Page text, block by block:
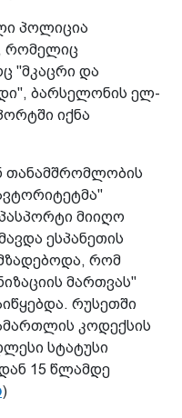
პოლიცია
რომელიც
"მკაცრი და
ბარსელონის ელ-
იქნა
თანამშრომლობის
მიიღო
ესპანეთის
რომ
მართვას"
რუსეთში
კოდექსის
სტატუსი
15 წლამდე
)